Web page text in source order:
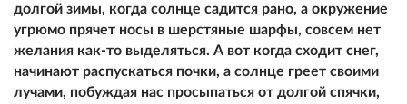
долгой зимы, когда солнце садится рано, а окружение
угрюмо прячет носы в шерстяные шарфы, совсем нет
желания как-то выделяться. А вот когда сходит снег,
начинают распускаться почки, а солнце греет своими
лучами, побуждая нас просыпаться от долгой спячки,